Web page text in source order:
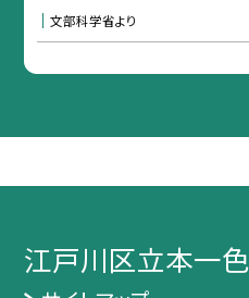
文部科学省より
江戸川区立本一